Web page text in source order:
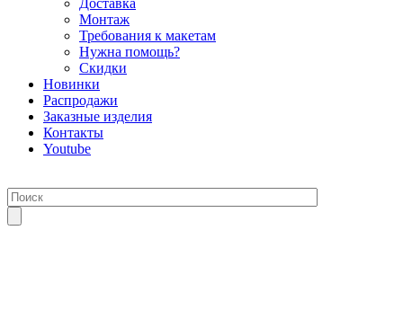
Доставка
Монтаж
Требования к макетам
Нужна помощь?
Скидки
Новинки
Распродажи
Заказные изделия
Контакты
Youtube